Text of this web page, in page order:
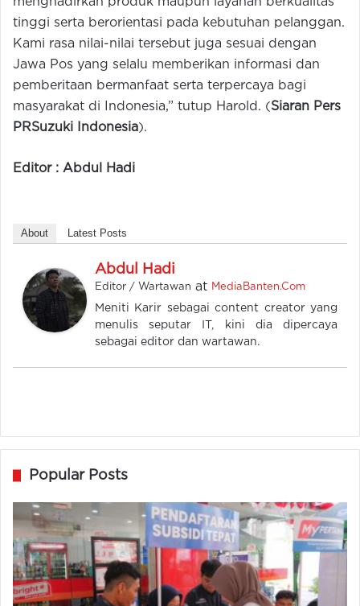
tinggi serta berorientasi pada kebutuhan pelanggan.
Kami rasa nilai-nilai tersebut juga sesuai dengan
Jawa Pos yang selalu memberikan informasi dan
pemberitaan bermanfaat serta terpercaya bagi
masyarakat di Indonesia,” tutup Harold. (Siaran Pers
PRSuzuki Indonesia).
Editor : Abdul Hadi
About Latest Posts
Abdul Hadi
Editor / Wartawan at MediaBanten.Com
Meniti Karir sebagai content creator yang
menulis seputar IT, kini dia dipercaya
sebagai editor dan wartawan.
Popular Posts